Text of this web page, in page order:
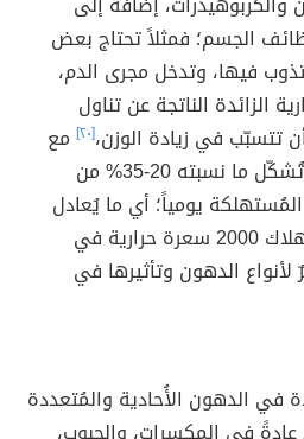
الجسم؛ فمثلاً تحتاج بعض
فيها، وتدخل مجرى الدم،
الزائدة الناتجة عن تناول
تتسبّب في زيادة الوزن،[٢٠]
مع
العلم أنّ الدهون يجب أن تُشكّل ما نسبته 20-35% من
يومياً؛ أي ما يُعادل
44-77 غراماً في حال استهلاك 2000 سعرة حرارية في
الدهون وتأثيرها في
في الدهون الأُحادية والمُتعددة